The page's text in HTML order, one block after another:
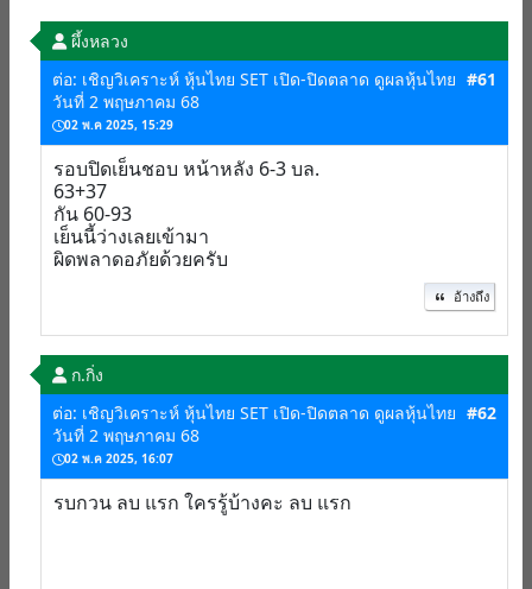
ผึ้งหลวง
ต่อ: เชิญวิเคราะห์ หุ้นไทย SET เปิด-ปิดตลาด ดูผลหุ้นไทย
วันที่ 2 พฤษภาคม 68
02 พ.ค 2025, 15:29
#61
รอบปิดเย็นชอบ หน้าหลัง 6-3 บล.
63+37
กัน 60-93
เย็นนี้ว่างเลยเข้ามา
ผิดพลาดอภัยด้วยครับ
อ้างถึง
ก.กิ่ง
ต่อ: เชิญวิเคราะห์ หุ้นไทย SET เปิด-ปิดตลาด ดูผลหุ้นไทย
วันที่ 2 พฤษภาคม 68
02 พ.ค 2025, 16:07
#62
รบกวน ลบ แรก ใครรู้บ้างคะ ลบ แรก